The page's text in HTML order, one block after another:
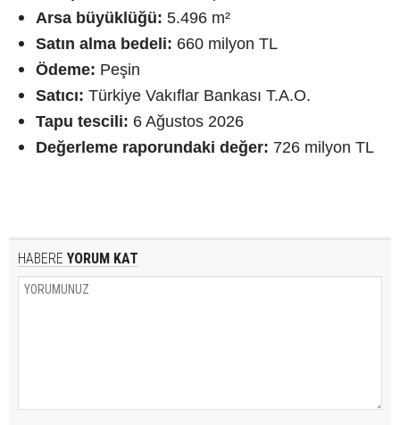
Arsa büyüklüğü: 5.496 m²
Satın alma bedeli: 660 milyon TL
Ödeme: Peşin
Satıcı: Türkiye Vakıflar Bankası T.A.O.
Tapu tescili: 6 Ağustos 2026
Değerleme raporundaki değer: 726 milyon TL
HABERE YORUM KAT